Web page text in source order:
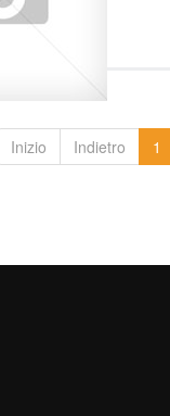
Inizio Indietro 1